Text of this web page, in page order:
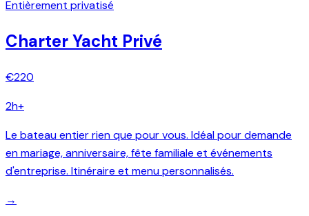
Entièrement privatisé
Charter Yacht Privé
€220
2h+
Le bateau entier rien que pour vous. Idéal pour demande
en mariage, anniversaire, fête familiale et événements
d'entreprise. Itinéraire et menu personnalisés.
→